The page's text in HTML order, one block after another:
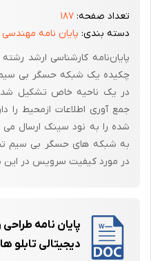
تعداد صفحه: ۱۸۷
دسته بندی: پایان نامه مهندسی
چکیده یک شبکه حسگر بی سیم
در یک ناحیه خاص تشکیل
جمع آوری اطلاعات ازمحیط را
شده را به نود سینک ارسال
به شبکه های حسگر بی سیم
در مورد کیفیت سرویس در این
پایان نامه
دیجیتالی تابلو